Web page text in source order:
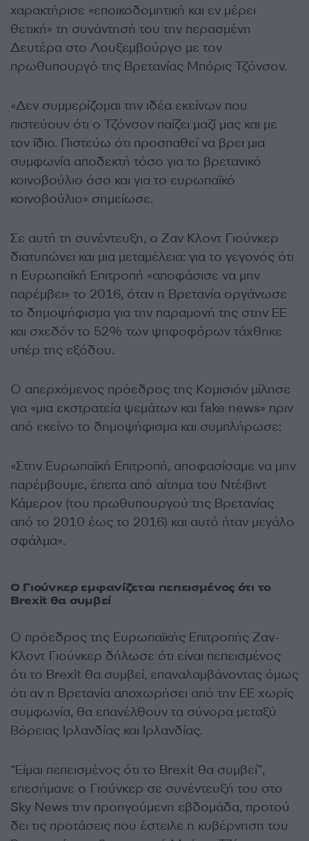
χαρακτήρισε «εποικοδομητική και εν μέρει
θετική» τη συνάντησή του την περασμένη
Δευτέρα στο Λουξεμβούργο με τον
πρωθυπουργό της Βρετανίας Μπόρις Τζόνσον.
«Δεν συμμερίζομαι την ιδέα εκείνων που
πιστεύουν ότι ο Τζόνσον παίζει μαζί μας και με
τον ίδιο. Πιστεύω ότι προσπαθεί να βρει μια
συμφωνία αποδεκτή τόσο για το βρετανικό
κοινοβούλιο όσο και για το ευρωπαϊκό
κοινοβούλιο» σημείωσε.
Σε αυτή τη συνέντευξη, ο Ζαν Κλοντ Γιούνκερ
διατυπώνει και μια μεταμέλεια: για το γεγονός ότι
η Ευρωπαϊκή Επιτροπή «αποφάσισε να μην
παρέμβει» το 2016, όταν η Βρετανία οργάνωσε
το δημοψήφισμα για την παραμονή της στην ΕΕ
και σχεδόν το 52% των ψηφοφόρων τάχθηκε
υπέρ της εξόδου.
Ο απερχόμενος πρόεδρος της Κομισιόν μίλησε
για «μια εκστρατεία ψεμάτων και fake news» πριν
από εκείνο το δημοψήφισμα και συμπλήρωσε:
«Στην Ευρωπαϊκή Επιτροπή, αποφασίσαμε να μην
παρέμβουμε, έπειτα από αίτημα του Ντέιβιντ
Κάμερον (του πρωθυπουργού της Βρετανίας
από το 2010 έως το 2016) και αυτό ήταν μεγάλο
σφάλμα».
Ο Γιούνκερ εμφανίζεται πεπεισμένος ότι το
Brexit θα συμβεί
Ο πρόεδρος της Ευρωπαϊκής Επιτροπής Ζαν-
Κλοντ Γιούνκερ δήλωσε ότι είναι πεπεισμένος
ότι το Brexit θα συμβεί, επαναλαμβάνοντας όμως
ότι αν η Βρετανία αποχωρήσει από την ΕΕ χωρίς
συμφωνία, θα επανέλθουν τα σύνορα μεταξύ
Βόρειας Ιρλανδίας και Ιρλανδίας.
“Είμαι πεπεισμένος ότι το Brexit θα συμβεί”,
επεσήμανε ο Γιούνκερ σε συνέντευξή του στο
Sky News την προηγούμενη εβδομάδα, προτού
δει τις προτάσεις που έστειλε η κυβέρνηση του